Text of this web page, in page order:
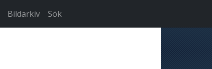
Bildarkiv Sök